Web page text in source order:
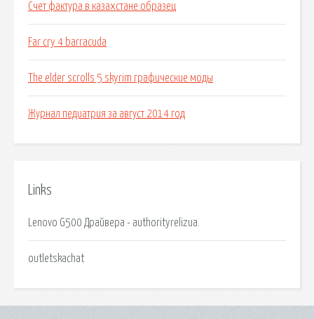
Счет фактура в казахстане образец
Far cry 4 barracuda
The elder scrolls 5 skyrim графические моды
Журнал педиатрия за август 2014 год
Links
Lenovo G500 Драйвера - authorityrelizua.
outletskachat